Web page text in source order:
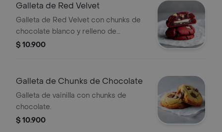
Galleta de Red Velvet
Galleta de Red Velvet con chunks de
chocolate blanco y relleno de
Cheesecake.
$ 10.900
Galleta de Chunks de Chocolate
Galleta de vainilla con chunks de
chocolate.
$ 10.900